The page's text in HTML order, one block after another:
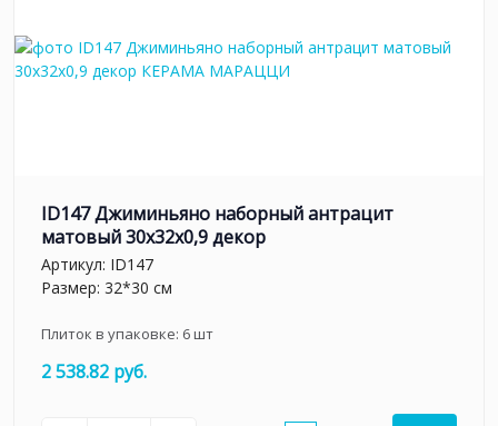
ID147 Джиминьяно наборный антрацит
матовый 30x32x0,9 декор
Артикул: ID147
Размер: 32*30 см
Плиток в упаковке: 6шт
2 538.82 руб.